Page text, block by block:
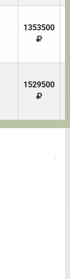
1353500
1529500